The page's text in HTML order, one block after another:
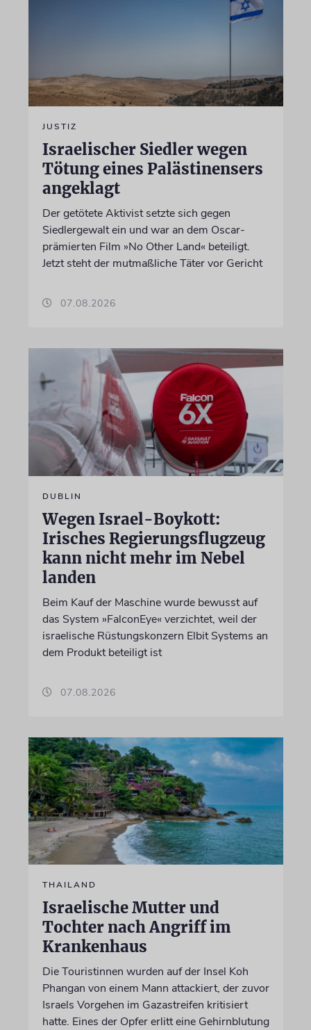
JUSTIZ
Israelischer Siedler wegen
Tötung eines Palästinensers
angeklagt
Der getötete Aktivist setzte sich gegen
Siedlergewalt ein und war an dem Oscar-
prämierten Film »No Other Land« beteiligt.
Jetzt steht der mutmaßliche Täter vor Gericht
07.08.2026
DUBLIN
Wegen Israel-Boykott:
Irisches Regierungsflugzeug
kann nicht mehr im Nebel
landen
Beim Kauf der Maschine wurde bewusst auf
das System »FalconEye« verzichtet, weil der
israelische Rüstungskonzern Elbit Systems an
dem Produkt beteiligt ist
07.08.2026
THAILAND
Israelische Mutter und
Tochter nach Angriff im
Krankenhaus
Die Touristinnen wurden auf der Insel Koh
Phangan von einem Mann attackiert, der zuvor
Israels Vorgehen im Gazastreifen kritisiert
hatte. Eines der Opfer erlitt eine Gehirnblutung